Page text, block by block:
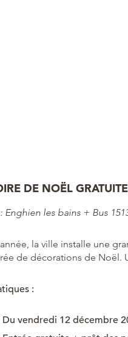
DE NOËL
Enghien les bains + Bus
la ville installe une
de décorations de Noël.
:
Du vendredi 12 décembre